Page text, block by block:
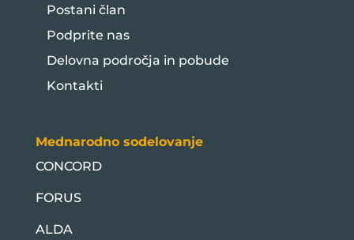
Postani član
Podprite nas
Delovna področja in pobude
Kontakti
Mednarodno sodelovanje
CONCORD
FORUS
ALDA